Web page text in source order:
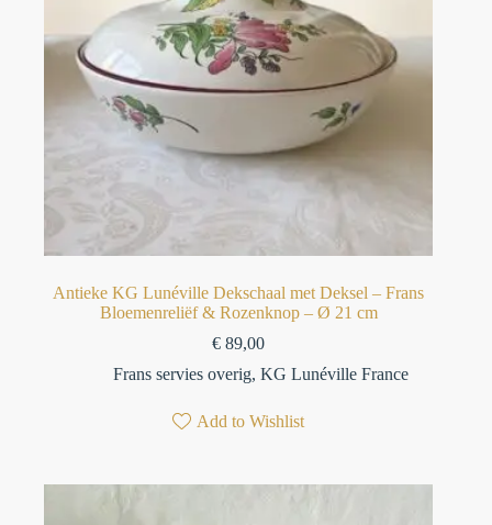
Antieke KG Lunéville Dekschaal met Deksel – Frans
Bloemenreliëf & Rozenknop – Ø 21 cm
€ 89,00
Frans servies overig, KG Lunéville France
Add to Wishlist